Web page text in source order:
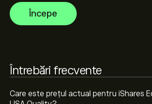
Începe
Întrebări frecvente
Care este prețul actual pentru iShares
istorice pentru iShares Edge MSCI USA
pentru iShares Edge MSCI USA Quality a
39.62‎$‎ în ultimul an.
Pentru a cumpăra QUAL, accesează
asemenea, poți plasa un ordin care va
un anumit preț în viitor.